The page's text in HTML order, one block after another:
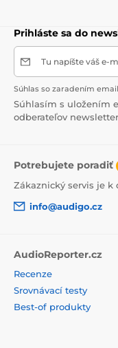
Prihláste sa do
Tu napíšte váš e-
Súhlas so zaradením
Súhlasím s uložením
odberateľov
Potrebujete poradiť
Zákaznický servis je k
info@audigo.cz
AudioReporter.cz
Recenze
Srovnávací testy
Best-of produkty